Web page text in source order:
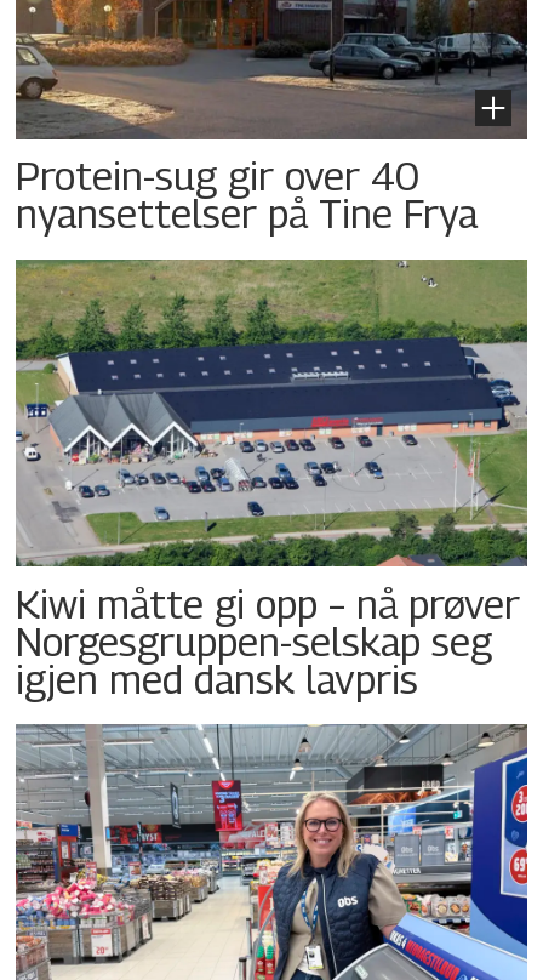
Protein-sug gir over 40
nyansettelser på Tine Frya
Kiwi måtte gi opp – nå prøver
Norgesgruppen-selskap seg
igjen med dansk lavpris